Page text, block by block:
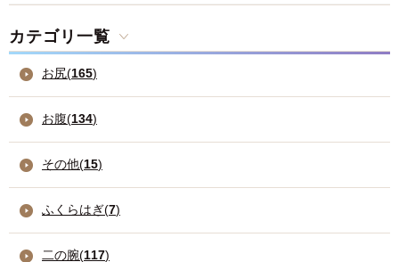
カテゴリ一覧
お尻(165)
お腹(134)
その他(15)
ふくらはぎ(7)
二の腕(117)